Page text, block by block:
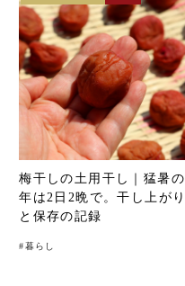
梅干しの土用干し｜猛暑の
年は2日2晩で。干し上がり
と保存の記録
#暮らし